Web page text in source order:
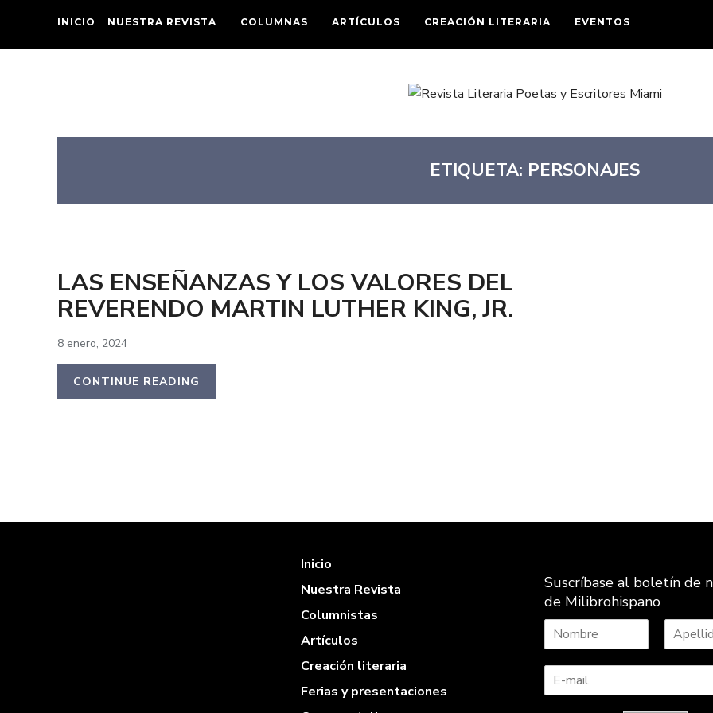
INICIO NUESTRA REVISTA COLUMNAS ARTÍCULOS CREACIÓN LITERARIA EVENTOS
ETIQUETA: PERSONAJES
LAS ENSEÑANZAS Y LOS VALORES DEL
REVERENDO MARTIN LUTHER KING, JR.
8 enero, 2024
CONTINUE READING
Inicio
Nuestra Revista
Columnistas
Artículos
Creación literaria
Ferias y presentaciones
Suscríbase al boletín de
de Milibrohispano
o
b
p
l